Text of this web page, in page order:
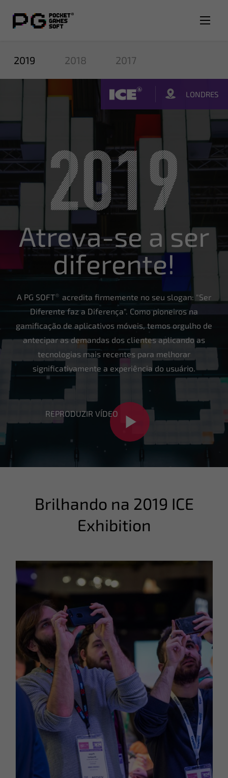
2019 2018 2017
Atreva-se a ser
diferente!
A PG SOFT® acredita firmemente no seu slogan: "Ser
Diferente faz a Diferença". Como pioneiros na
gamificação de aplicativos móveis, temos orgulho de
antecipar as demandas dos clientes aplicando as
tecnologias mais recentes para melhorar
significativamente a experiência do usuário.
LONDRES
REPRODUZIR VÍDEO
Brilhando na 2019 ICE
Exhibition